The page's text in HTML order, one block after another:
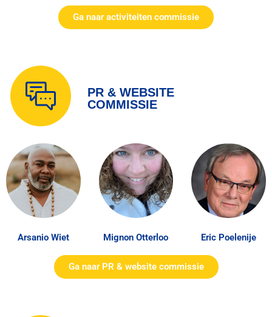
Ga naar activiteiten commissie
PR & WEBSITE
COMMISSIE
Arsanio Wiet Mignon Otterloo Eric Poelenije
Ga naar PR & website commissie